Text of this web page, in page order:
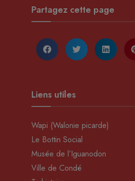
Partagez cette page
Liens utiles
Wapi (Walonie picarde)
Le Bottin Social
Musée de l’Iguanodon
Ville de Condé